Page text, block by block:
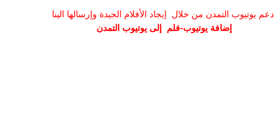
ادعم يوتيوب التمدن من خلال إيجاد الأفلام الجيدة وإرسالها الينا
إضافة يوتيوب-فلم إلى يوتيوب التمدن